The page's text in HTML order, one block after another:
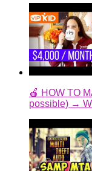
🍎 HOW TO
possible) →